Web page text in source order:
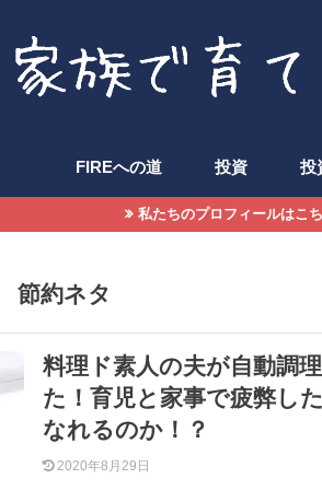
FIREへの道 投資
優待飯
投
私たちのプロフィールはこ
節約ネタ
料理ド素人の夫が自動調
た！育児と家事で疲弊し
なれるのか！？
2020年8月29日